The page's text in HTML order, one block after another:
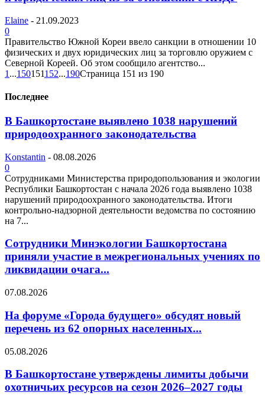
Elaine - 21.09.2023
0
Правительство Южной Кореи ввело санкции в отношении 10
физических и двух юридических лиц за торговлю оружием с
Северной Кореей. Об этом сообщило агентство...
1 ...150151152...190Страница 151 из 190
Последнее
В Башкортостане выявлено 1038 нарушений
природоохранного законодательства
Konstantin - 08.08.2026
0
Сотрудниками Министерства природопользования и экологии
Республики Башкортостан с начала 2026 года выявлено 1038
нарушений природоохранного законодательства. Итоги
контрольно-надзорной деятельности ведомства по состоянию
на 7...
Сотрудники Минэкологии Башкортостана
приняли участие в межрегиональных учениях по
ликвидации очага...
07.08.2026
На форуме «Города будущего» обсудят новый
перечень из 62 опорных населенных...
05.08.2026
В Башкортостане утверждены лимиты добычи
охотничьих ресурсов на сезон 2026–2027 годы